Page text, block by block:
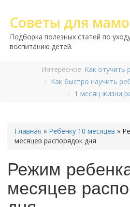
Советы для
Подборка полезных статей по
воспитанию детей.
Интересное: Как отучить
Как быстро научить
1 месяц жизни
Главная » Ребенку 10 месяцев »
месяцев распорядок дня
Режим
месяцев